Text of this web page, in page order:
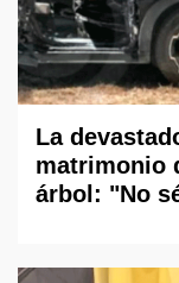
La
matrimonio
árbol: "No